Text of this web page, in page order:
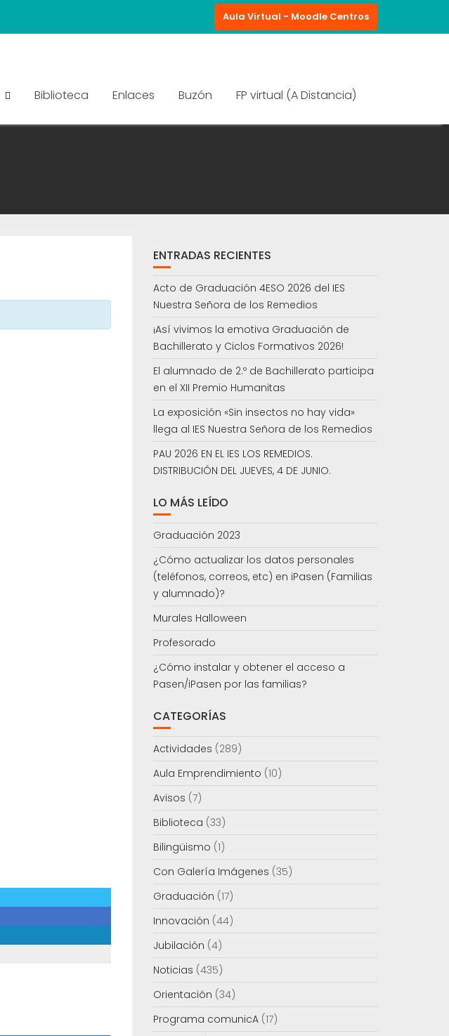
Aula Virtual - Moodle Centros
Biblioteca Enlaces Buzón FP virtual (A Distancia)
ENTRADAS RECIENTES
Acto de Graduación 4ESO 2026 del IES
Nuestra Señora de los Remedios
¡Así vivimos la emotiva Graduación de
Bachillerato y Ciclos Formativos 2026!
El alumnado de 2.º de Bachillerato participa
en el XII Premio Humanitas
La exposición «Sin insectos no hay vida»
llega al IES Nuestra Señora de los Remedios
PAU 2026 EN EL IES LOS REMEDIOS.
DISTRIBUCIÓN DEL JUEVES, 4 DE JUNIO.
LO MÁS LEÍDO
Graduación 2023
¿Cómo actualizar los datos personales
(teléfonos, correos, etc) en iPasen (Familias
y alumnado)?
Murales Halloween
Profesorado
¿Cómo instalar y obtener el acceso a
Pasen/iPasen por las familias?
CATEGORÍAS
Actividades (289)
Aula Emprendimiento (10)
Avisos (7)
Biblioteca (33)
Bilingüismo (1)
Con Galería Imágenes (35)
Graduación (17)
Innovación (44)
Jubilación (4)
Noticias (435)
Orientación (34)
Programa comunicA(17)